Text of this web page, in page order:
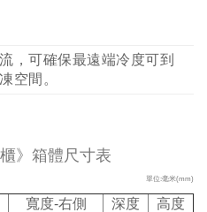
，可確保最遠端冷度可到
空間。
》箱體尺寸表
單位:毫米(mm)
寬度-右側 深度
高度